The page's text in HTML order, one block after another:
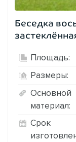
Беседка
Площадь:
Размеры:
Основной
материал:
Срок